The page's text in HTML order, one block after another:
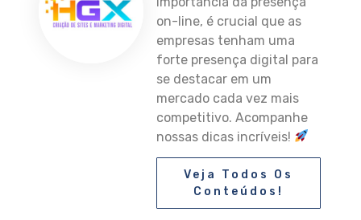
on-line, é crucial que as
empresas tenham uma
forte presença digital para
se destacar em um
mercado cada vez mais
competitivo. Acompanhe
nossas dicas incríveis!
Veja Todos Os
Conteúdos!